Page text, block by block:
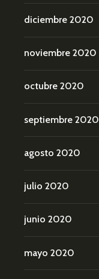
diciembre 2020
noviembre 2020
octubre 2020
septiembre 2020
agosto 2020
julio 2020
junio 2020
mayo 2020